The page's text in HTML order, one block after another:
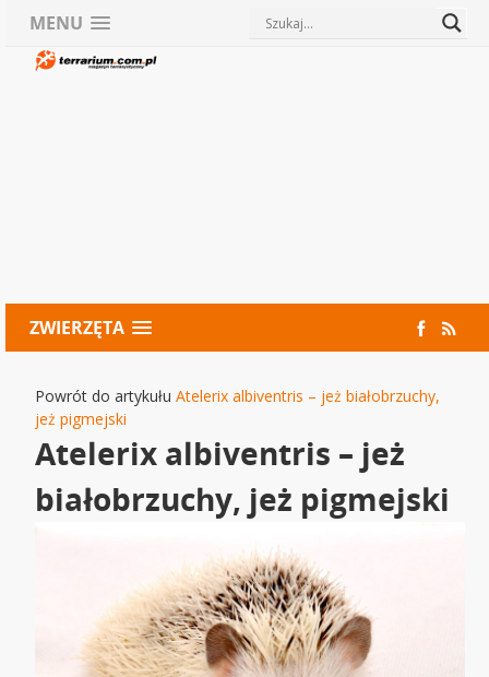
MENU
ZWIERZĘTA
Powrót do artykułuAtelerix albiventris – jeż białobrzuchy,
jeż pigmejski
Atelerix albiventris – jeż
białobrzuchy, jeż pigmejski